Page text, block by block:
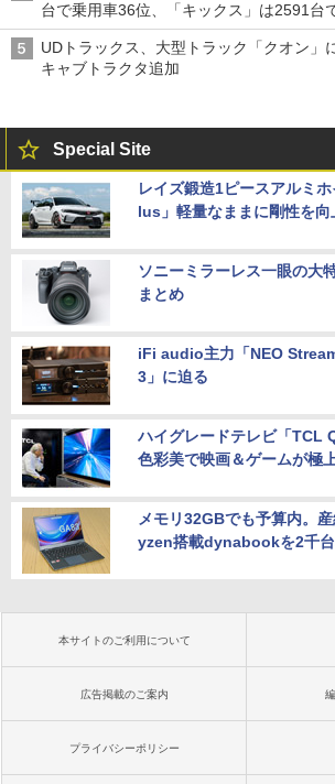
台で乗用車36位、「キックス」は2591台
UDトラックス、大型トラック「クオン」
キャブトラクタ追加
Special Site
レイズ鍛造1ピースアルミ
lus」軽量なままに剛性を向
ソニーミラーレス一眼の大
まとめ
iFi audio主力「NEO
3」に迫る
ハイグレードテレビ「TCL
色彩美で映画＆ゲームが極
メモリ32GBでも予算内。
yzen搭載dynabookを2千
本サイトのご利用について
広告掲載のご案内
プライバシーポリシー